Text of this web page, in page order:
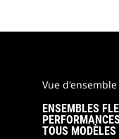
Vue d'ensemble
ENSEMBLES
TOUS MODÈLES